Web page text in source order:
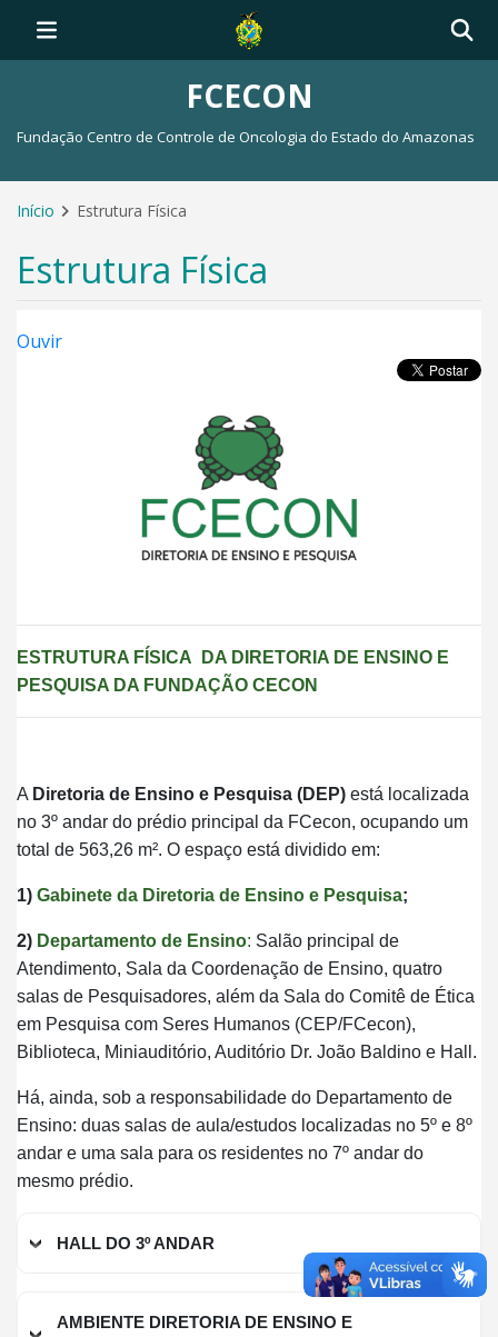
FCECON
Fundação Centro de Controle de Oncologia do Estado do Amazonas
Início Estrutura Física
Estrutura Física
Ouvir
ESTRUTURA FÍSICA DA DIRETORIA DE ENSINO E
PESQUISA DA FUNDAÇÃO CECON
A Diretoria de Ensino e Pesquisa (DEP) está localizada
no 3º andar do prédio principal da FCecon, ocupando um
total de 563,26 m². O espaço está dividido em:
1) Gabinete da Diretoria de Ensino e Pesquisa;
2) Departamento de Ensino: Salão principal de
Atendimento, Sala da Coordenação de Ensino, quatro
salas de Pesquisadores, além da Sala do Comitê de Ética
em Pesquisa com Seres Humanos (CEP/FCecon),
Biblioteca, Miniauditório, Auditório Dr. João Baldino e Hall.
Há, ainda, sob a responsabilidade do Departamento de
Ensino: duas salas de aula/estudos localizadas no 5º e 8º
andar e uma sala para os residentes no 7º andar do
mesmo prédio.
HALL DO 3º ANDAR
AMBIENTE DIRETORIA DE ENSINO E